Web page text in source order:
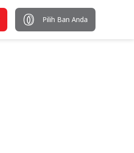
Pilih Ban Anda